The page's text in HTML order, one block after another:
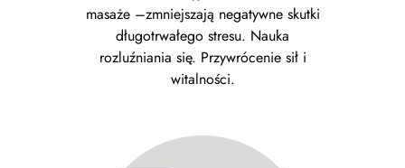
masaże –zmniejszają negatywne skutki
długotrwałego stresu. Nauka
rozluźniania się. Przywrócenie sił i
witalności.